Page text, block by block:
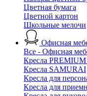
Цветная бумага
Цветной картон
Школьные мелочи
Офисная
Все - Офисная
Кресла
Кресла SAMURAI
Кресла для
Кресла для